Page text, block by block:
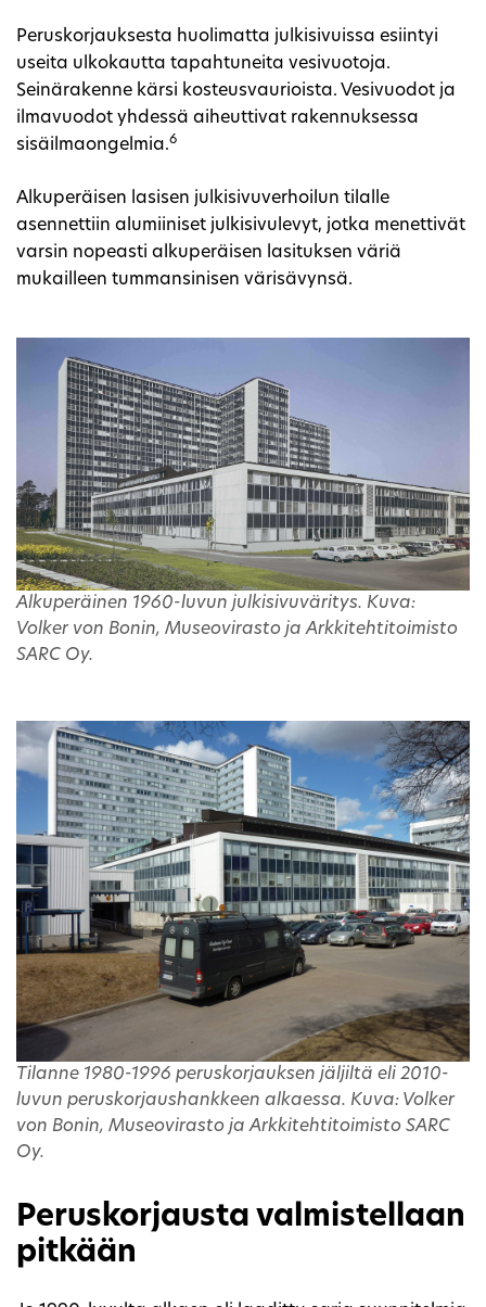
Peruskorjauksesta huolimatta julkisivuissa esiintyi
useita ulkokautta tapahtuneita vesivuotoja.
Seinärakenne kärsi kosteusvaurioista. Vesivuodot ja
ilmavuodot yhdessä aiheuttivat rakennuksessa
sisäilmaongelmia.6
Alkuperäisen lasisen julkisivuverhoilun tilalle
asennettiin alumiiniset julkisivulevyt, jotka menettivät
varsin nopeasti alkuperäisen lasituksen väriä
mukailleen tummansinisen värisävynsä.
Alkuperäinen 1960-luvun julkisivuväritys. Kuva:
Volker von Bonin, Museovirasto ja Arkkitehtitoimisto
SARC Oy.
Tilanne 1980-1996 peruskorjauksen jäljiltä eli 2010-
luvun peruskorjaushankkeen alkaessa. Kuva: Volker
von Bonin, Museovirasto ja Arkkitehtitoimisto SARC
Oy.
Peruskorjausta valmistellaan
pitkään